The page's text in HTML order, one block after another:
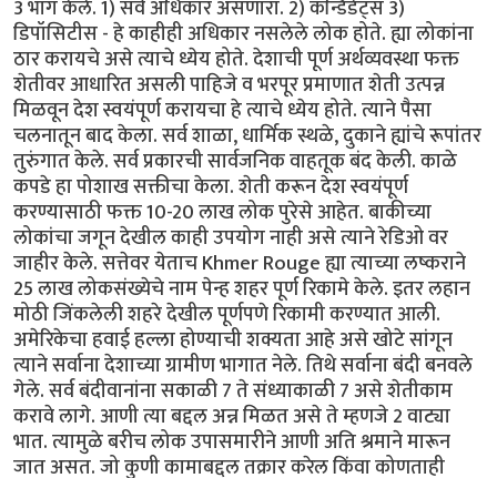
3 भाग केले. 1) सर्व अधिकार असणारा. 2) कॅन्डिडेट्स 3)
डिपॉसिटीस - हे काहीही अधिकार नसलेले लोक होते. ह्या लोकांना
ठार करायचे असे त्याचे ध्येय होते. देशाची पूर्ण अर्थव्यवस्था फक्त
शेतीवर आधारित असली पाहिजे व भरपूर प्रमाणात शेती उत्पन्न
मिळवून देश स्वयंपूर्ण करायचा हे त्याचे ध्येय होते. त्याने पैसा
चलनातून बाद केला. सर्व शाळा, धार्मिक स्थळे, दुकाने ह्यांचे रूपांतर
तुरुंगात केले. सर्व प्रकारची सार्वजनिक वाहतूक बंद केली. काळे
कपडे हा पोशाख सक्तीचा केला. शेती करून देश स्वयंपूर्ण
करण्यासाठी फक्त 10-20 लाख लोक पुरेसे आहेत. बाकीच्या
लोकांचा जगून देखील काही उपयोग नाही असे त्याने रेडिओ वर
जाहीर केले. सत्तेवर येताच Khmer Rouge ह्या त्याच्या लष्कराने
25 लाख लोकसंख्येचे नाम पेन्ह शहर पूर्ण रिकामे केले. इतर लहान
मोठी जिंकलेली शहरे देखील पूर्णपणे रिकामी करण्यात आली.
अमेरिकेचा हवाई हल्ला होण्याची शक्यता आहे असे खोटे सांगून
त्याने सर्वाना देशाच्या ग्रामीण भागात नेले. तिथे सर्वाना बंदी बनवले
गेले. सर्व बंदीवानांना सकाळी 7 ते संध्याकाळी 7 असे शेतीकाम
करावे लागे. आणी त्या बद्दल अन्न मिळत असे ते म्हणजे 2 वाट्या
भात. त्यामुळे बरीच लोक उपासमारीने आणी अति श्रमाने मारून
जात असत. जो कुणी कामाबद्दल तक्रार करेल किंवा कोणताही